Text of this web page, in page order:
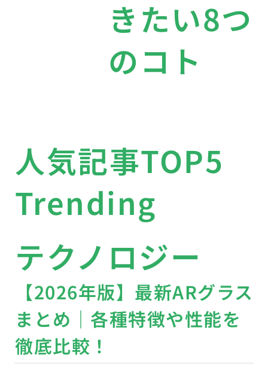
きたい8つ
のコト
人気記事TOP5
Trending
テクノロジー
【2026年版】最新ARグラス
まとめ｜各種特徴や性能を
徹底比較！